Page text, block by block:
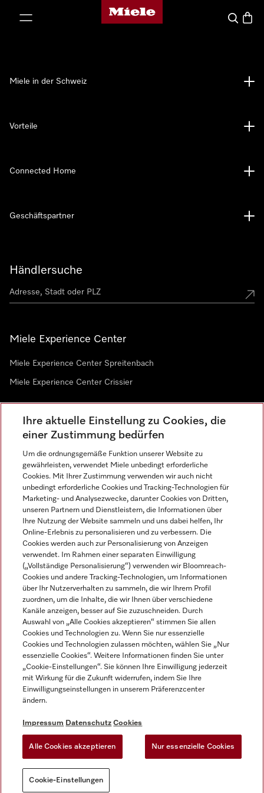
Miele-Homepage
Suche
Händlersuche
Miele Experience Center
Miele Experience Center Spreitenbach
Miele Experience Center Crissier
Newsletter
Sprache
DEUTSCH
Miele in der Schweiz
Vorteile
Connected Home
Geschäftspartner
Impressum
Datenschutz
Cookie-Einstellungen
Miele auf YoutubeMiele auf Instagram
Miele auf Facebook
Miele auf LinkedInMiele auf LinkedIn
Ihre aktuelle Einstellung zu Cookies, die
einer Zustimmung bedürfen
Um die ordnungsgemäße Funktion unserer Website zu
gewährleisten, verwendet Miele unbedingt erforderliche
Cookies. Mit Ihrer Zustimmung verwenden wir auch nicht
unbedingt erforderliche Cookies und Tracking-Technologien für
Marketing- und Analysezwecke, darunter Cookies von Dritten,
unseren Partnern und Dienstleistern, die Informationen über
Ihre Nutzung der Website sammeln und uns dabei helfen, Ihr
Online-Erlebnis zu personalisieren und zu verbessern. Die
Cookies werden auch zur Personalisierung von Anzeigen
verwendet. Im Rahmen einer separaten Einwilligung
(„Vollständige Personalisierung“) verwenden wir Bloomreach-
Cookies und andere Tracking-Technologien, um Informationen
über Ihr Nutzerverhalten zu sammeln, die wir Ihrem Profil
zuordnen, um die Inhalte, die wir Ihnen über verschiedene
Kanäle anzeigen, besser auf Sie zuzuschneiden. Durch
Auswahl von „Alle Cookies akzeptieren“ stimmen Sie allen
Cookies und Technologien zu. Wenn Sie nur essenzielle
Cookies und Technologien zulassen möchten, wählen Sie „Nur
essenzielle Cookies“. Weitere Informationen finden Sie unter
„Cookie-Einstellungen“. Sie können Ihre Einwilligung jederzeit
mit Wirkung für die Zukunft widerrufen, indem Sie Ihre
Einwilligungseinstellungen in unserem Präferenzcenter
ändern.
Impressum Datenschutz Cookies
Alle Cookies akzeptieren Nur essenzielle Cookies
Cookie-Einstellungen